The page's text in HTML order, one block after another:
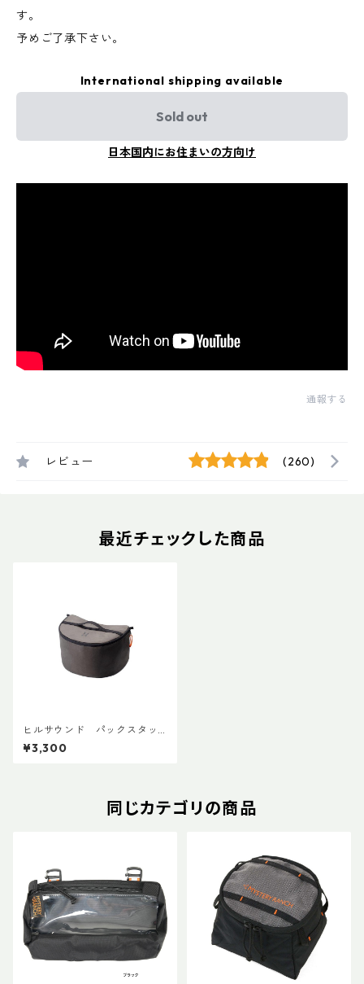
す。
予めご了承下さい。
International shipping available
Sold out
日本国内にお住まいの方向け
通報する
レビュー (260)
最近チェックした商品
ヒルサウンド パックスタッ
ク40L+ トール グレー
¥3,300
同じカテゴリの商品